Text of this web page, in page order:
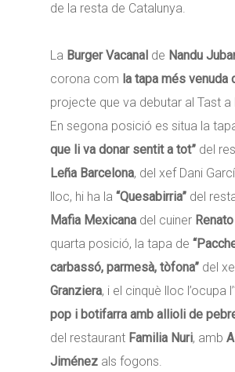
de la resta de Catalunya.
La Burger Vacanal de Nandu
corona com la tapa més venuda
projecte que va debutar al Tast a
En segona posició es situa la
que li va donar sentit a tot” del
Leña Barcelona, del xef Dani
lloc, hi ha la “Quesabirria” del
Mafia Mexicana del cuiner
quarta posició, la tapa de
carbassó, parmesà, tòfona” del
Granziera, i el cinquè lloc l’ocupa l’
pop i botifarra amb allioli de
del restaurant Familia Nuri, amb
Jiménez als fogons.